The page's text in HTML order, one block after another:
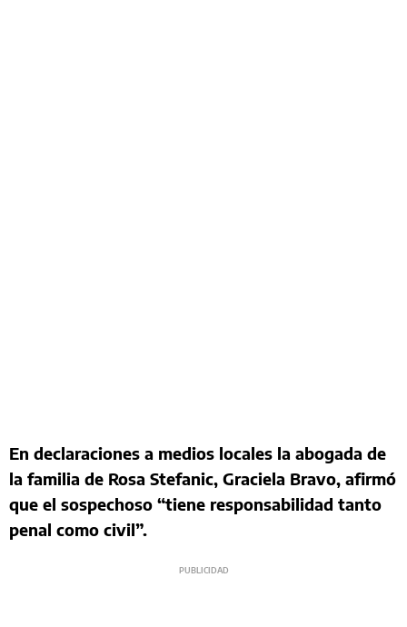
En declaraciones a medios locales la abogada de
la familia de Rosa Stefanic, Graciela Bravo, afirmó
que el sospechoso “tiene responsabilidad tanto
penal como civil”.